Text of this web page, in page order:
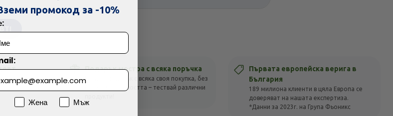
с отговор
Подарък мостра с всяка поръчка
Получи подарък с всяка своя покупка, без
оглед на стойността – тествай различни
Първата европейска верига в
България
189 милиона клиенти в цяла Европа се
доверяват на нашата експертиза.
*Данни за 2023г. на Група Фьоникс
проблем с плащането
Намерих по-евтино
промокод за -10%
ПолЖена
Мъж